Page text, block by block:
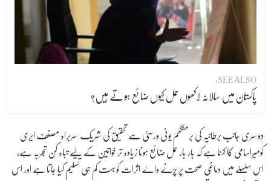
SEE ALSO:
پاکستان میں سالانہ لاکھوں حمل کیوں ضائع ہوتے ہیں؟
دوسری جانب برطانیہ کی برمنگھم یونی ورسٹی سے تحقیق کی شریک سربراہ مصنف ایری
کومیراسامی کا کہنا ہے کہ بار بار حمل ضائع ہونا زیادہ تر خواتین کے لیے تباہ کن تجربہ ہے،
اس سلسلے میں دماغی صحت پر پڑنے والے اثرات کو بہت کم ہی تسلیم کیا جاتا ہے اور اس